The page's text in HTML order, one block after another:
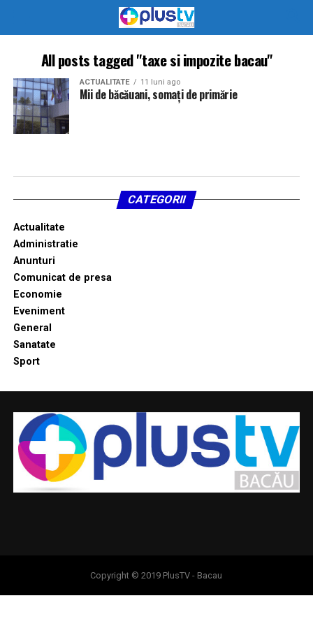
All posts tagged "taxe si impozite bacau"
ACTUALITATE 11 luni ago
Mii de băcăuani, somați de primărie
CATEGORII
Actualitate
Administratie
Anunturi
Comunicat de presa
Economie
Eveniment
General
Sanatate
Sport
Copyright © 2019 PlusTV - Bacau